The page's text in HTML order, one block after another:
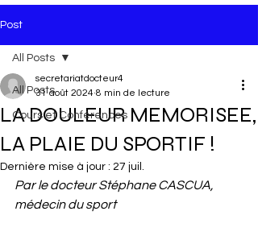
Post
All Posts
Cours et Conférences
All Posts
LA DOULEUR MEMORISEE,
LA PLAIE DU SPORTIF !
secretariatdocteur4
31 août 2024 8 min de lecture
Dernière mise à jour : 27 juil.
Par le docteur Stéphane CASCUA,
médecin du sport